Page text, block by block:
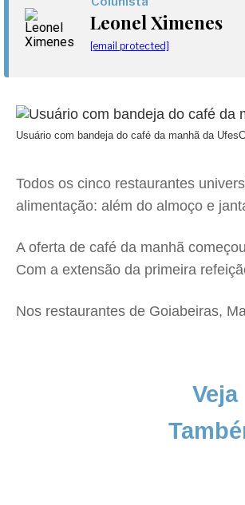
Leonel Ximenes
[email protected]
Usuário com bandeja do café da manhã da Ufes
Todos os cinco restaurantes
alimentação: além do almoço e
A oferta de café da manhã
Com a extensão da primeira
Nos restaurantes de Goiabeiras,
Veja